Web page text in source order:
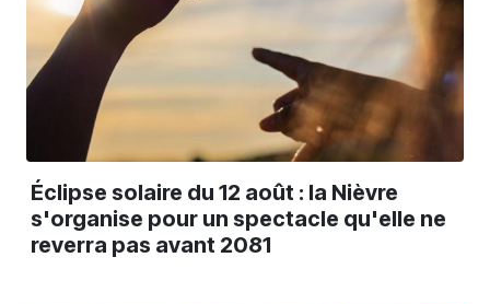
Éclipse solaire du 12 août : la Nièvre
s'organise pour un spectacle qu'elle ne
reverra pas avant 2081